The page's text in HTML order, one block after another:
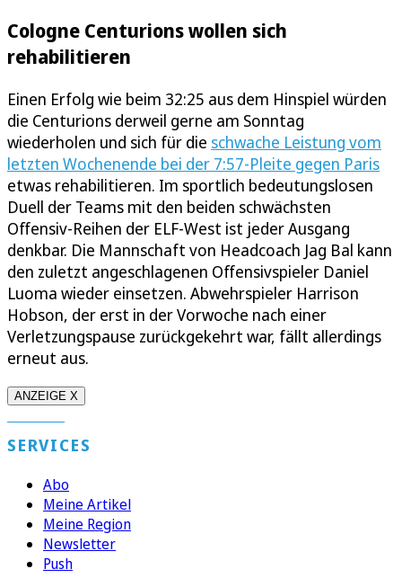
Cologne Centurions wollen sich
rehabilitieren
Einen Erfolg wie beim 32:25 aus dem Hinspiel würden
die Centurions derweil gerne am Sonntag
wiederholen und sich für die schwache Leistung vom
letzten Wochenende bei der 7:57-Pleite gegen Paris
etwas rehabilitieren. Im sportlich bedeutungslosen
Duell der Teams mit den beiden schwächsten
Offensiv-Reihen der ELF-West ist jeder Ausgang
denkbar. Die Mannschaft von Headcoach Jag Bal kann
den zuletzt angeschlagenen Offensivspieler Daniel
Luoma wieder einsetzen. Abwehrspieler Harrison
Hobson, der erst in der Vorwoche nach einer
Verletzungspause zurückgekehrt war, fällt allerdings
erneut aus.
ANZEIGE X
SERVICES
Abo
Meine Artikel
Meine Region
Newsletter
Push